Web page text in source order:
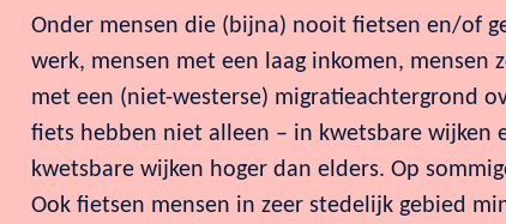
Onder mensen die (bijna) nooit fietsen en/of
werk, mensen met een laag inkomen,
met een (niet-westerse) migratieachtergrond
fiets hebben niet alleen – in kwetsbare wijken
kwetsbare wijken hoger dan elders. Op
Ook fietsen mensen in zeer stedelijk gebied